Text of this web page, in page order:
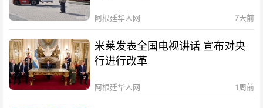
阿根廷华人网 7天前
米莱发表全国电视讲话 宣布对央
行进行改革
阿根廷华人网 1周前